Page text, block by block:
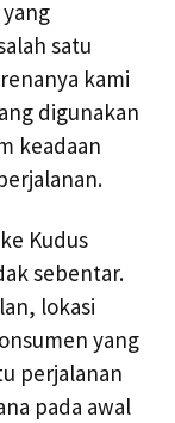
satu
kami
digunakan
keadaan
Kudus
sebentar.
lokasi
yang
perjalanan
pada awal